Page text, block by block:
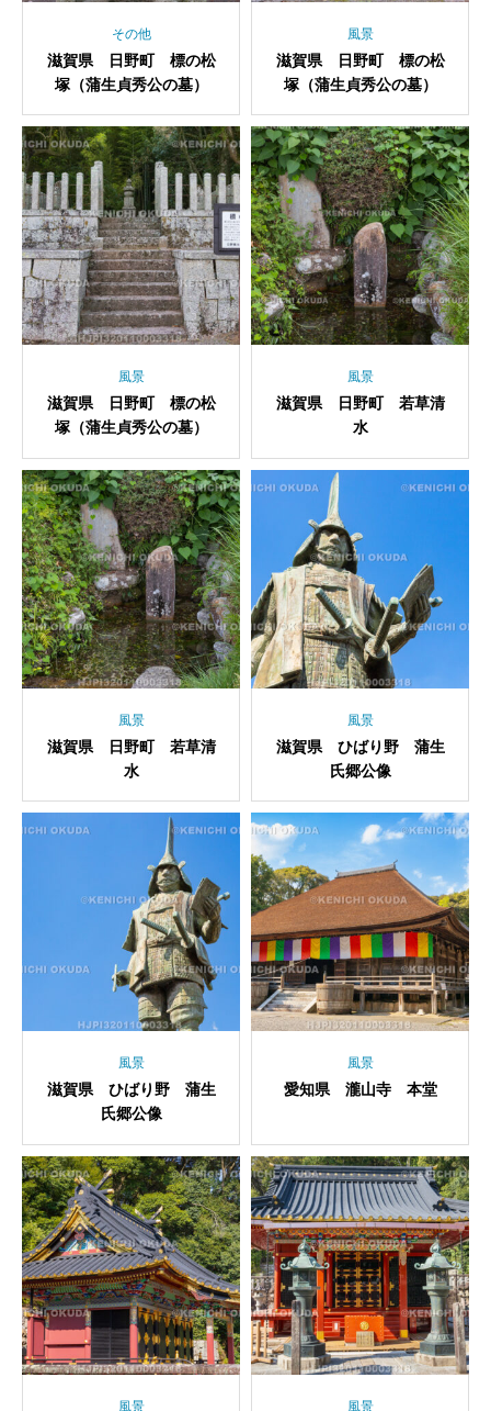
その他
滋賀県 日野町 標の松
塚（蒲生貞秀公の墓）
風景
滋賀県 日野町 標の松
塚（蒲生貞秀公の墓）
風景
滋賀県 日野町 標の松
塚（蒲生貞秀公の墓）
風景
滋賀県 日野町 若草清
水
風景
滋賀県 日野町 若草清
水
風景
滋賀県 ひばり野 蒲生
氏郷公像
風景
滋賀県 ひばり野 蒲生
氏郷公像
風景
愛知県 瀧山寺 本堂
風景 風景